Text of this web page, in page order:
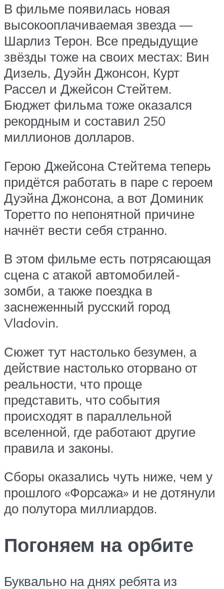
В фильме появилась новая
высокооплачиваемая звезда —
Шарлиз Терон. Все предыдущие
звёзды тоже на своих местах: Вин
Дизель, Дуэйн Джонсон, Курт
Рассел и Джейсон Стейтем.
Бюджет фильма тоже оказался
рекордным и составил 250
миллионов долларов.
Герою Джейсона Стейтема теперь
придётся работать в паре с героем
Дуэйна Джонсона, а вот Доминик
Торетто по непонятной причине
начнёт вести себя странно.
В этом фильме есть потрясающая
сцена с атакой автомобилей-
зомби, а также поездка в
заснеженный русский город
Vladovin.
Сюжет тут настолько безумен, а
действие настолько оторвано от
реальности, что проще
представить, что события
происходят в параллельной
вселенной, где работают другие
правила и законы.
Сборы оказались чуть ниже, чем у
прошлого «Форсажа» и не дотянули
до полутора миллиардов.
Погоняем на орбите
Буквально на днях ребята из